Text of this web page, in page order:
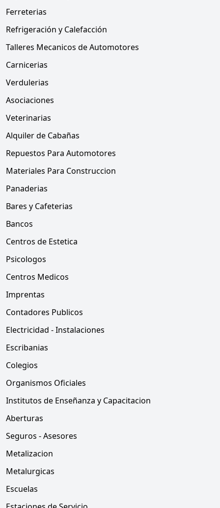
Ferreterias
Refrigeración y Calefacción
Talleres Mecanicos de Automotores
Carnicerias
Verdulerias
Asociaciones
Veterinarias
Alquiler de Cabañas
Repuestos Para Automotores
Materiales Para Construccion
Panaderias
Bares y Cafeterias
Bancos
Centros de Estetica
Psicologos
Centros Medicos
Imprentas
Contadores Publicos
Electricidad - Instalaciones
Escribanias
Colegios
Organismos Oficiales
Institutos de Enseñanza y Capacitacion
Aberturas
Seguros - Asesores
Metalizacion
Metalurgicas
Escuelas